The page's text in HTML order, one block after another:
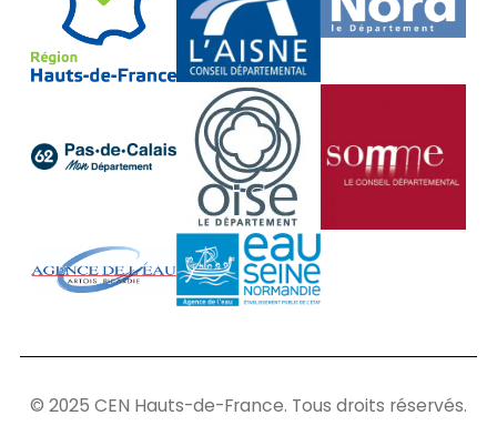
© 2025 CEN Hauts-de-France. Tous droits réservés.